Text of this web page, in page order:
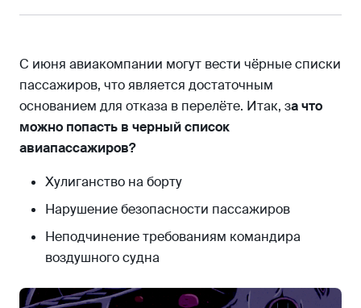
С июня авиакомпании могут вести чёрные списки
пассажиров, что является достаточным
основанием для отказа в перелёте. Итак, за что
можно попасть в черный список
авиапассажиров?
Хулиганство на борту
Нарушение безопасности пассажиров
Неподчинение требованиям командира
воздушного судна